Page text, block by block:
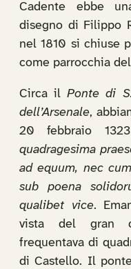
Cadente ebbe
disegno di Filippo
nel 1810 si chiuse
come parrocchia
Circa ilPonte di
dell’Arsenale,
20 febbraio
quadragesima
ad equum, nec
sub poena
qualibet vice.
vista del gran
frequentava di
di Castello. Il